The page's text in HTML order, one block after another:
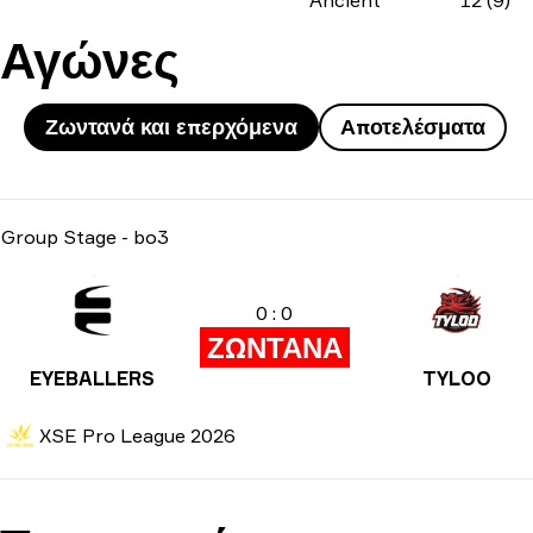
Αγώνες
Ζωντανά και επερχόμενα Αποτελέσματα
Group Stage - bo3
EYEBALLERS
0 : 0
ΖΩΝΤΑΝΑ
TYLOO
XSE Pro League 2026